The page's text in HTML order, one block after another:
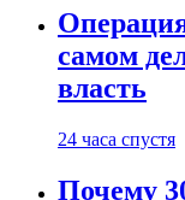
самом
власть
24 часа спустя
Почему